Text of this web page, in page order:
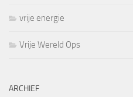
vrije energie
Vrije Wereld Ops
ARCHIEF